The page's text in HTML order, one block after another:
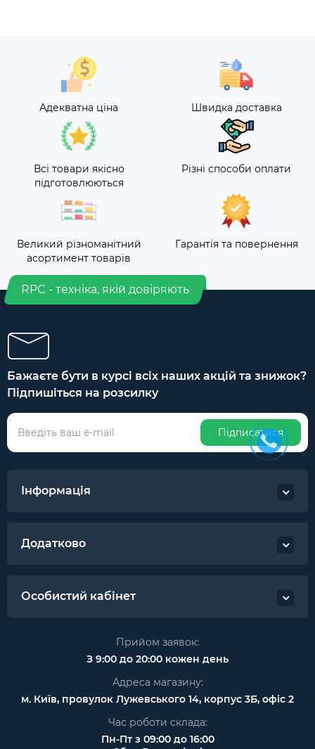
Адекватна ціна Швидка доставка
Всі товари якісно
підготовлюються
Різні способи оплати
Великий різноманітний
асортимент товарів
Гарантія та повернення
RPC - техніка, якій довіряють
Бажаєте бути в курсі всіх наших акцій та знижок?
Підпишіться на розсилку
Підписатися
Інформація
Додатково
Особистий кабінет
Прийом заявок:
З 9:00 до 20:00 кожен день
Адреса магазину:
м. Київ, провулок Лужевського 14, корпус 3Б, офіс 2
Час роботи склада:
Пн-Пт з 09:00 до 16:00